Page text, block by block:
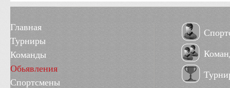
Главная
Турниры
Команды
Обьявления
Спортсмены